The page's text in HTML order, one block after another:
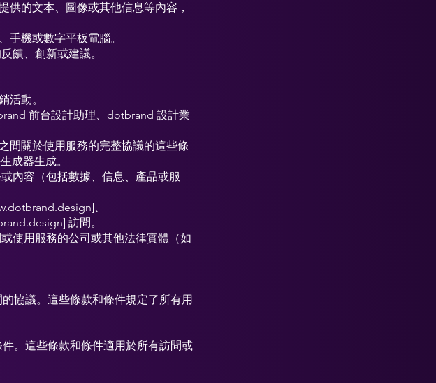
的文本、圖像或其他信息等內容，
機或數字平板電腦。
饋、創新或建議。
活動。
前台設計助理、dotbrand 設計業
間關於使用服務的完整協議的這些條
成器生成。
內容（包括數據、信息、產品或服
、
訪問。
使用服務的公司或其他法律實體（如
協議。這些條款和條件規定了所有用
。這些條款和條件適用於所有訪問或